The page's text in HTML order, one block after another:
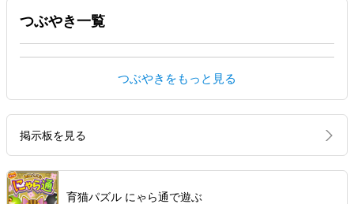
つぶやき一覧
つぶやきをもっと見る
掲示板を見る
育猫パズル にゃら通で遊ぶ